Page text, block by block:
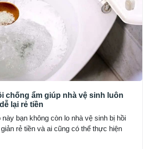
chống ẩm giúp nhà vệ sinh luôn
lại rẻ tiền
bạn không còn lo nhà vệ sinh bị hồi
rẻ tiền và ai cũng có thể thực hiện